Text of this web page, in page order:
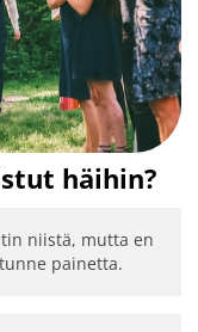
häihin?
niistä, mutta en
tunne painetta.